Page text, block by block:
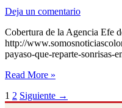
payaso
nómada
Deja un comentario
Cobertura de la Agencia Efe
http://
payaso-que-reparte-sonrisas-
Un
que
Read More »
1 2 Siguiente →